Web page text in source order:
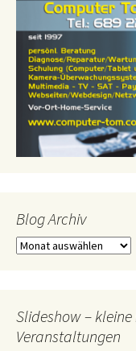
Blog Archiv
Blog
Slideshow –
Veranstaltungen